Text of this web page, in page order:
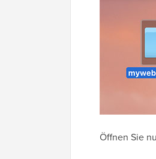
Öffnen Sie